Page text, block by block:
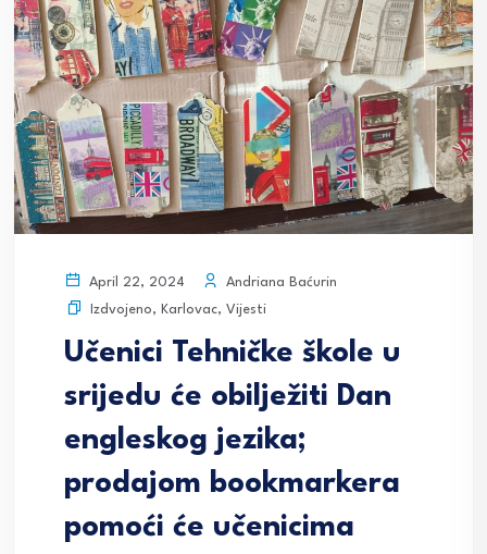
April 22, 2024
Andriana Baćurin
Izdvojeno, Karlovac, Vijesti
Učenici Tehničke škole u
srijedu će obilježiti Dan
engleskog jezika;
prodajom bookmarkera
pomoći će učenicima